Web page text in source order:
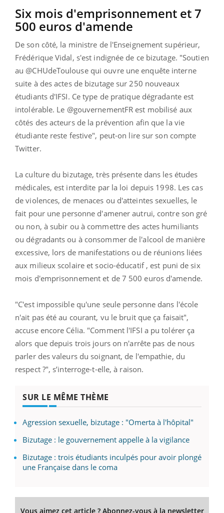
Six mois d'emprisonnement et 7
500 euros d'amende
De son côté, la ministre de l'Enseignement supérieur,
Frédérique Vidal, s'est indignée de ce bizutage. "Soutien
au @CHUdeToulouse qui ouvre une enquête interne
suite à des actes de bizutage sur 250 nouveaux
étudiants d'IFSI. Ce type de pratique dégradante est
intolérable. Le @gouvernementFR est mobilisé aux
côtés des acteurs de la prévention afin que la vie
étudiante reste festive", peut-on lire sur son compte
Twitter.
La culture du bizutage, très présente dans les études
médicales, est interdite par la loi depuis 1998. Les cas
de violences, de menaces ou d'atteintes sexuelles, le
fait pour une personne d'amener autrui, contre son gré
ou non, à subir ou à commettre des actes humiliants
ou dégradants ou à consommer de l'alcool de manière
excessive, lors de manifestations ou de réunions liées
aux milieux scolaire et socio-éducatif , est puni de six
mois d'emprisonnement et de 7 500 euros d'amende.
"C'est impossible qu'une seule personne dans l'école
n'ait pas été au courant, vu le bruit que ça faisait",
accuse encore Célia. "Comment l'IFSI a pu tolérer ça
alors que depuis trois jours on n'arrête pas de nous
parler des valeurs du soignant, de l'empathie, du
respect ?", s’interroge-t-elle, à raison.
SUR LE MÊME THÈME
Agression sexuelle, bizutage : "Omerta à l'hôpital"
Bizutage : le gouvernement appelle à la vigilance
Bizutage : trois étudiants inculpés pour avoir plongé
une Française dans le coma
Vous aimez cet article ? Abonnez-vous à la newsletter